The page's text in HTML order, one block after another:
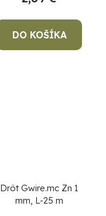
DO KOŠÍKA
Drôt Gwire.mc Zn 1
mm, L-25 m